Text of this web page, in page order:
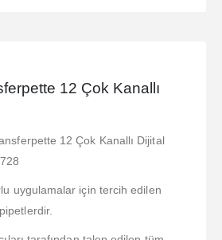
12 Çok Kanallı
12 Çok Kanallı Dijital
uygulamalar için tercih edilen